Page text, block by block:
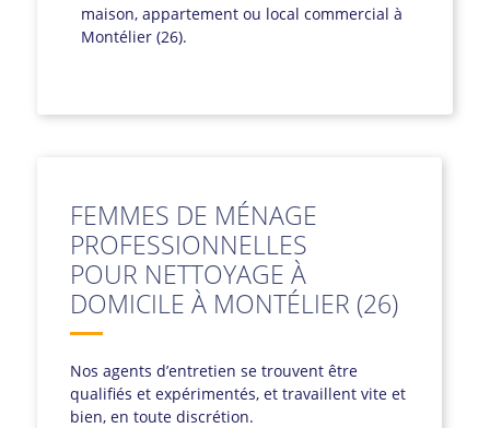
maison, appartement ou local commercial à
Montélier (26).
FEMMES DE MÉNAGE
PROFESSIONNELLES
POUR NETTOYAGE À
DOMICILE À MONTÉLIER (26)
Nos agents d’entretien se trouvent être
qualifiés et expérimentés, et travaillent vite et
bien, en toute discrétion.